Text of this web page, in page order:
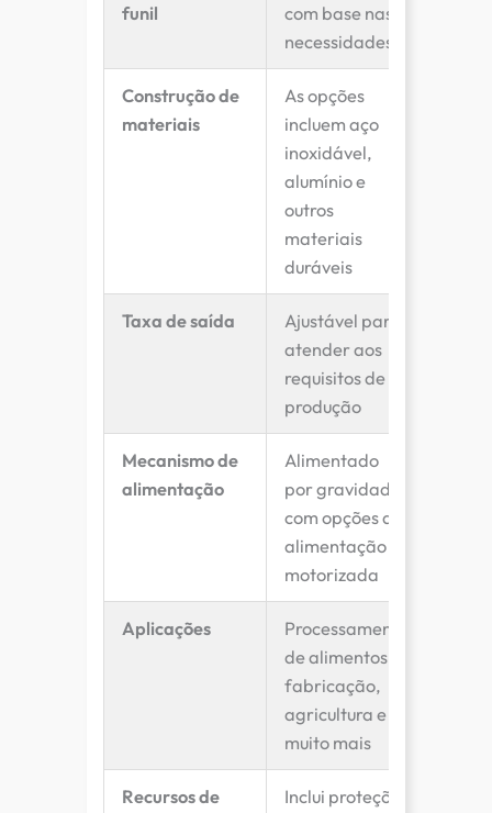
funil
com base nas
necessidades
Construção de
materiais
As opções
incluem aço
inoxidável,
alumínio e
outros
materiais
duráveis
Taxa de saída
Ajustável para
atender aos
requisitos de
produção
Mecanismo de
alimentação
Alimentado
por gravidade,
com opções de
alimentação
motorizada
Aplicações
Processamento
de alimentos,
fabricação,
agricultura e
muito mais
Recursos de
Inclui proteções